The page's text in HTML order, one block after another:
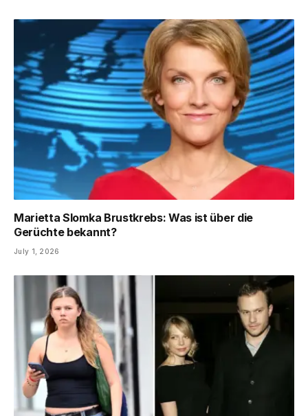
Marietta Slomka Brustkrebs: Was ist über die
Gerüchte bekannt?
July 1, 2026